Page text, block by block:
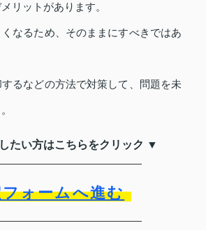
リットがあります。
なるため、そのままにすべきではあ
るなどの方法で対策して、問題を未
たい方はこちらをクリック ▼
ォームへ進む